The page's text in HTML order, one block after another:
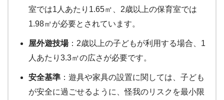
室では1人あたり1.65㎡、2歳以上の保育室では
1.98㎡が必要とされています。
屋外遊技場：2歳以上の子どもが利用する場合、1
人あたり3.3㎡の広さが必要です。
安全基準 ：遊具や家具の設置に関しては、子ども
が安全に過ごせるように、怪我のリスクを最小限